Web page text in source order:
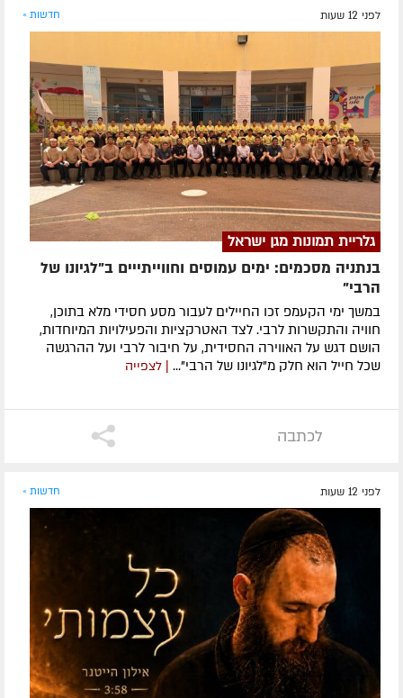
לפני 12 שעות חדשות »
גלריית תמונות מגן ישראל
בנתניה מסכמים: ימים עמוסים וחווייתייים ב"לגיונו של
הרבי"
במשך ימי הקעמפ זכו החיילים לעבור מסע חסידי מלא בתוכן,
חוויה והתקשרות לרבי. לצד האטרקציות והפעילויות המיוחדות,
הושם דגש על האווירה החסידית, על חיבור לרבי ועל ההרגשה
שכל חייל הוא חלק מ"לגיונו של הרבי"... | לצפייה
לכתבה
לפני 12 שעות חדשות »